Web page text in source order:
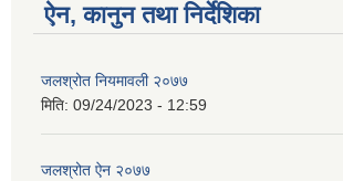
ऐन, कानुन तथा निर्देशिका
जलश्रोत नियमावली २०७७
मिति: 09/24/2023 - 12:59
जलश्रोत ऐन २०७७